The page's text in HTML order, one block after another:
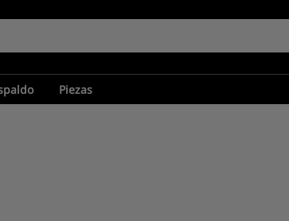
Piezas